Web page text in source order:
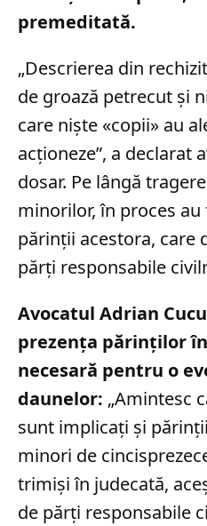
premeditată.
„Descrierea din
de groază petrecut și
care niște «copii» au
acționeze”, a declarat
dosar. Pe lângă
minorilor, în proces
părinții acestora, care
părți responsabile
Avocatul Adrian
prezența părinților
necesară pentru o
daunelor: „Amintesc
sunt implicați și
minori de
trimiși în judecată,
de părți responsabile